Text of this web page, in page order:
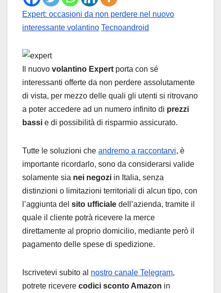
Expert: occasioni da non perdere nel nuovo
interessante volantino Tecnoandroid
Il nuovo volantino Expert porta con sé
interessanti offerte da non perdere assolutamente
di vista, per mezzo delle quali gli utenti si ritrovano
a poter accedere ad un numero infinito di prezzi
bassi e di possibilità di risparmio assicurato.
Tutte le soluzioni che andremo a raccontarvi, è
importante ricordarlo, sono da considerarsi valide
solamente sia nei negozi in Italia, senza
distinzioni o limitazioni territoriali di alcun tipo, con
l’aggiunta del sito ufficiale dell’azienda, tramite il
quale il cliente potrà ricevere la merce
direttamente al proprio domicilio, mediante però il
pagamento delle spese di spedizione.
Iscrivetevi subito al nostro canale Telegram,
potrete ricevere codici sconto Amazon in